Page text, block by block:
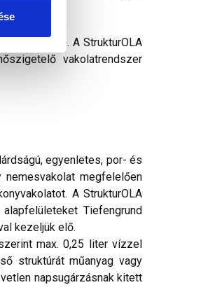
bevonata. A StrukturOLA
vakolatrendszer
egyenletes, por- és
megfelelően
A StrukturOLA
Tiefengrund
kezeljük elő.
max. 0,25 liter vízzel
struktúrát műanyag vagy
napsugárzásnak kitett